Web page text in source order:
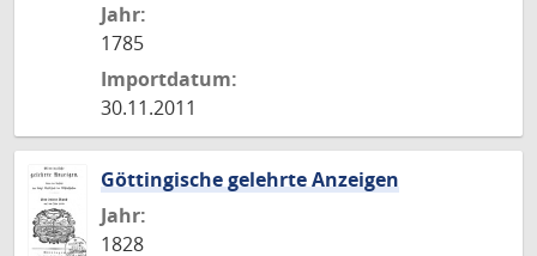
Jahr:
1785
Importdatum:
30.11.2011
Göttingische gelehrte Anzeigen
Jahr:
1828